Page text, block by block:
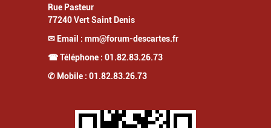
Rue Pasteur
77240Vert Saint Denis
✉ Email : mm@forum-descartes.fr
☎ Téléphone : 01.82.83.26.73
✆ Mobile : 01.82.83.26.73